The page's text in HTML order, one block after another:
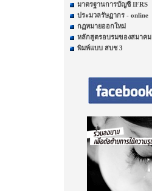
มาตรฐานการบัญชี IFRS
ประมวลรัษฏากร - online
กฏหมายออกใหม่
หลักสูตรอบรมของสมาคม
พิมพ์แบบ สบช 3